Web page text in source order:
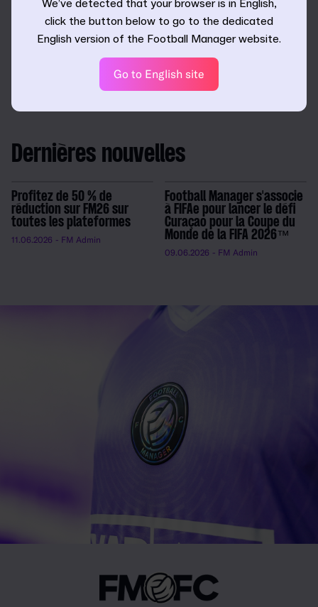
visages de joueurs et de badges, qui ne sont pas
disponibles sur la version standard. Le transfert idéal pour
les fans des Saints.
Pour en savoir plus sur nos titres et savoir lequel vous
correspond le plus, consultez notrepage comparative
Dernières nouvelles
Profitez de 50 % de
réduction sur FM26 sur
toutes les plateformes
11.06.2026 - FM Admin
Football Manager s'associe
à FIFAe pour lancer le défi
Curaçao pour la Coupe du
Monde de la FIFA 2026™
09.06.2026 - FM Admin
We’ve detected that your browser is in English,
click the button below to go to the dedicated
English version of the Football Manager website.
Go to English site